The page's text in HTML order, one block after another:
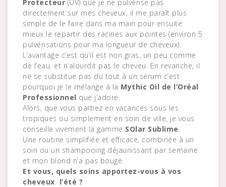
Protecteur (UV) que je ne pulvérise pas
directement sur mes cheveux, il me paraît plus
simple de le faire dans ma main pour ensuite
mieux le repartir des racines aux pointes (environ 5
pulvérisations pour ma longueur de cheveux).
L’avantage c’est qu’il est non gras, un peu comme
de l’eau, et n’alourdit pas le cheveu. En revanche, il
ne se substitue pas du tout à un sérum c’est
pourquoi je le mélange à la Mythic Oil de l’Oréal
Professionnel que j’adore.
Alors, que vous partiez en vacances sous les
tropiques ou simplement en soin de ville, je vous
conseille vivement la gamme SOlar Sublime.
Une routine simplifiée et efficace, combinée à un
soin ou un shampooing déjaunissant par semaine
et mon blond n’a pas bougé.
Et vous, quels soins apportez-vous à vos
cheveux l’été ?